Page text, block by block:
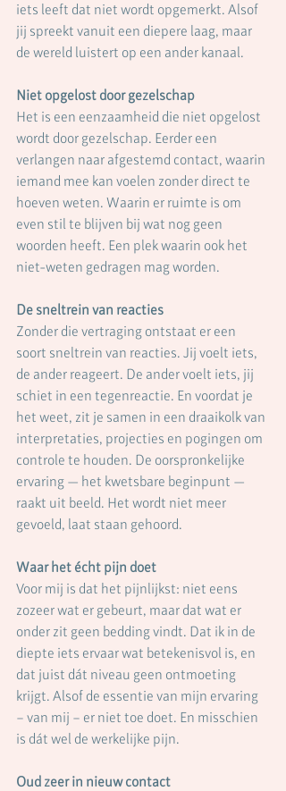
iets leeft dat niet wordt opgemerkt. Alsof
jij spreekt vanuit een diepere laag, maar
de wereld luistert op een ander kanaal.
Niet opgelost door gezelschap
Het is een eenzaamheid die niet opgelost
wordt door gezelschap. Eerder een
verlangen naar afgestemd contact, waarin
iemand mee kan voelen zonder direct te
hoeven weten. Waarin er ruimte is om
even stil te blijven bij wat nog geen
woorden heeft. Een plek waarin ook het
niet-weten gedragen mag worden.
De sneltrein van reacties
Zonder die vertraging ontstaat er een
soort sneltrein van reacties. Jij voelt iets,
de ander reageert. De ander voelt iets, jij
schiet in een tegenreactie. En voordat je
het weet, zit je samen in een draaikolk van
interpretaties, projecties en pogingen om
controle te houden. De oorspronkelijke
ervaring — het kwetsbare beginpunt —
raakt uit beeld. Het wordt niet meer
gevoeld, laat staan gehoord.
Waar het écht pijn doet
Voor mij is dat het pijnlijkst: niet eens
zozeer wat er gebeurt, maar dat wat er
onder zit geen bedding vindt. Dat ik in de
diepte iets ervaar wat betekenisvol is, en
dat juist dát niveau geen ontmoeting
krijgt. Alsof de essentie van mijn ervaring
– van mij – er niet toe doet. En misschien
is dát wel de werkelijke pijn.
Oud zeer in nieuw contact